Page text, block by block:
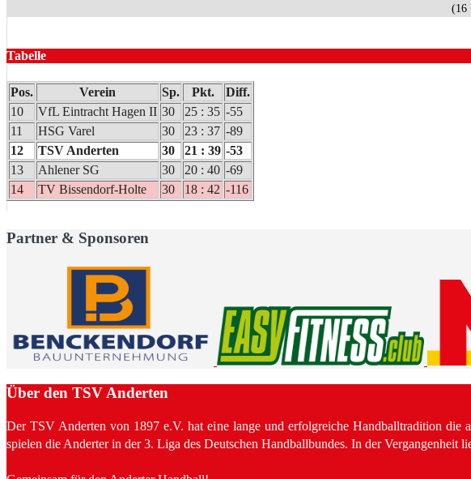
(16
Tabelle
Pos. Verein Sp. Pkt.
Diff.
10
VfL Eintracht Hagen II 30 25 : 35 -55
11
HSG Varel 30 23 : 37 -89
12
TSV Anderten 30 21 : 39 -53
13
Ahlener SG 30 20 : 40 -69
14
TV Bissendorf-Holte 30 18 : 42 -116
Partner & Sponsoren
Über den TSV Anderten
Der TSV Anderten von 1897 e.V. hat eine lange und erfolgreiche Handballtradition die
spielen die Anderter in der 3. Liga des Deutschen Handballbundes. In der Vergangenheit